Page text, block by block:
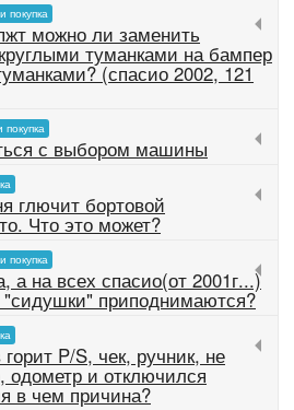
покупка
можно ли заменить
туманками на бампер
(спасио 2002, 121
с выбором машины
глючит бортовой
Что это может?
покупка
а на всех спасио(от 2001г...)
"сидушки" приподнимаются?
P/S, чек, ручник, не
одометр и отключился
в чем причина?